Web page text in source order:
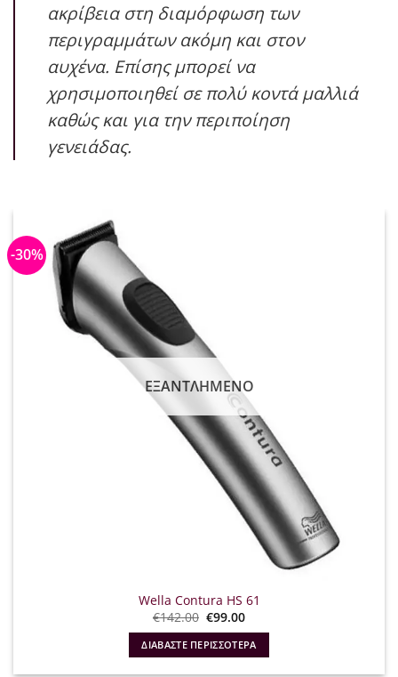
ακρίβεια στη διαμόρφωση των
περιγραμμάτων ακόμη και στον
αυχένα. Επίσης μπορεί να
χρησιμοποιηθεί σε πολύ κοντά μαλλιά
καθώς και για την περιποίηση
γενειάδας.
-30%
ΕΞΑΝΤΛΗΜΈΝΟ
Wella Contura HS 61
€142.00 Original
price
was:
€142.00.
€99.00Η
τιμή
είναι:
€99.00.
ΔΙΑΒΆΣΤΕ ΠΕΡΙΣΣΌΤΕΡΑ